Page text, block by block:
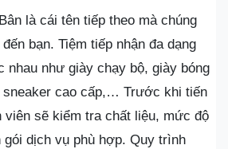
là cái tên tiếp theo mà chúng
bạn. Tiệm tiếp nhận đa dạng
nhau như giày chạy bộ, giày bóng
sneaker cao cấp,… Trước khi tiến
viên sẽ kiểm tra chất liệu, mức độ
gói dịch vụ phù hợp. Quy trình